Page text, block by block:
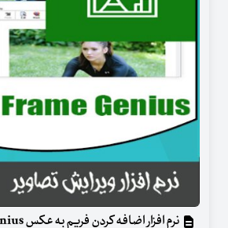
نرم افزار اضافه کردن فریم به عکس Photo Frame Genius